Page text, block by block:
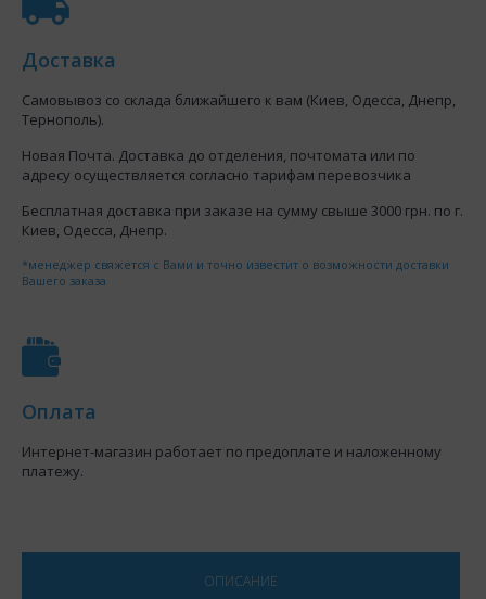
Доставка
Самовывоз со склада ближайшего к вам (Киев, Одесса, Днепр,
Тернополь).
Новая Почта. Доставка до отделения, почтомата или по
адресу осуществляется согласно тарифам перевозчика
Бесплатная доставка при заказе на сумму свыше 3000 грн. по г.
Киев, Одесса, Днепр.
*менеджер свяжется с Вами и точно известит о возможности доставки
Вашего заказа
Оплата
Интернет-магазин работает по предоплате и наложенному
платежу.
ОПИСАНИЕ